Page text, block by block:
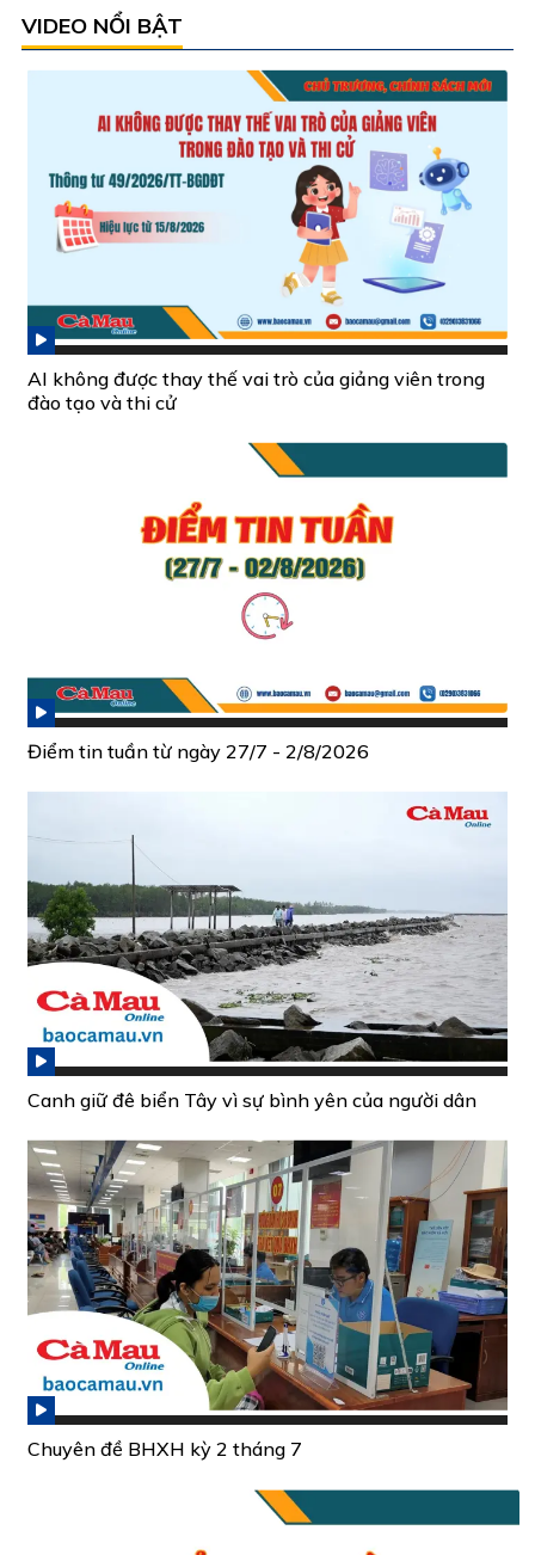
VIDEO NỔI BẬT
AI không được thay thế vai trò của giảng viên trong
đào tạo và thi cử
Điểm tin tuần từ ngày 27/7 - 2/8/2026
Canh giữ đê biển Tây vì sự bình yên của người dân
Chuyên đề BHXH kỳ 2 tháng 7